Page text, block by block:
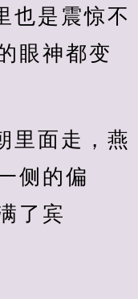
也是震惊不
眼神都变
里面走，燕
侧的偏
了宾